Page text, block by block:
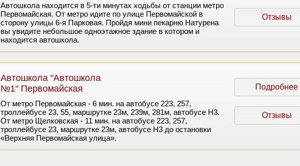
Автошкола находится в 5-ти минутах ходьбы от станции метро
Первомайская. От метро идите по улице Первомайской в
сторону улицы 6-я Парковая. Пройдя мини пекарню Натурена
вы увидите небольшое одноэтажное здание в котором и
находится автошкола.
Отзывы
Автошкола "Автошкола
№1" Первомайская
От метро Первомайская - 6 мин. на автобусе 223, 257,
троллейбусе 23, 55, маршрутке 23м, 239м, 281м, автобусе Н3.
От метро Щелковская - 11 мин. на автобусе 223, 257,
троллейбусе 23, маршрутке 23м, автобусе Н3 до остановки
«Верхняя Первомайская улица».
Подробнее
Отзывы